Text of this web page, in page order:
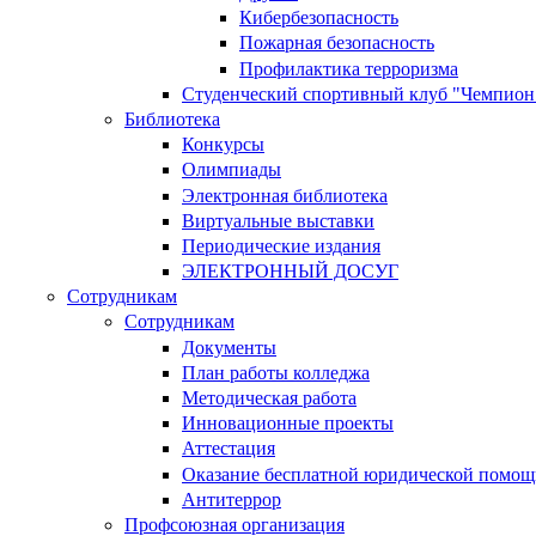
Кибербезопасность
Пожарная безопасность
Профилактика терроризма
Студенческий спортивный клуб
Библиотека
Конкурсы
Олимпиады
Электронная библиотека
Виртуальные выставки
Периодические издания
ЭЛЕКТРОННЫЙ ДОСУГ
Сотрудникам
Сотрудникам
Документы
План работы колледжа
Методическая работа
Инновационные проекты
Аттестация
Оказание бесплатной юридической
Антитеррор
Профсоюзная организация